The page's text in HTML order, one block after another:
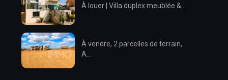
À louer | Villa duplex meublée &...
À vendre, 2 parcelles de terrain,
A...